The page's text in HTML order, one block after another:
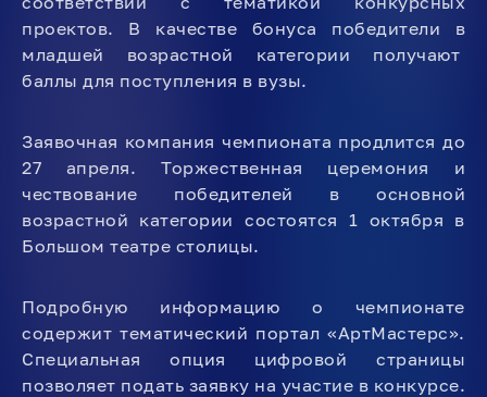
проектов. В качестве бонуса победители в
младшей возрастной категории получают
баллы для поступления в вузы.
Заявочная компания чемпионата продлится до
27 апреля. Торжественная церемония и
чествование победителей в основной
возрастной категории состоятся 1 октября в
Большом театре столицы.
Подробную информацию о чемпионате
содержит тематический портал «АртМастерс».
Специальная опция цифровой страницы
позволяет подать заявку на участие в конкурсе.